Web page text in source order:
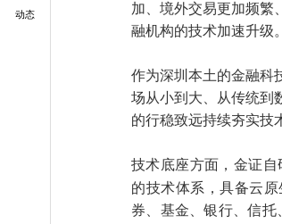
动态
加、境外交易更加频繁
融机构的技术加速升级。
作为深圳本土的金融科
场从小到大、从传统到
的行稳致远持续夯实技
技术底座方面，金证自
的技术体系，具备云
券、基金、银行、信